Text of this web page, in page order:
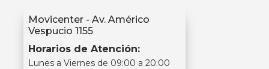
Movicenter - Av. Américo
Vespucio 1155
Horarios de Atención:
Lunes a Viernes de 09:00 a 20:00